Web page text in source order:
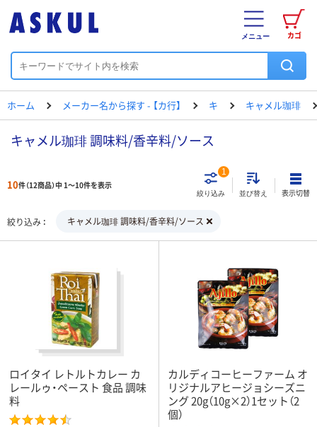
カゴ
メニュー
ホーム メーカー名から探す - 【カ行】 キ キャメル珈琲
キャメル珈琲 調味料/香辛料/ソース
10件（12商品）中 1～10件を表示
絞り込み
1
並び替え 表示切替
絞り込み キャメル珈琲 調味料/香辛料/ソース
ロイタイ レトルトカレー カ
レールゥ・ペースト 食品 調味
料
カルディコーヒーファーム オ
リジナルアヒージョシーズニ
ング 20g（10g×2）1セット（2
個）